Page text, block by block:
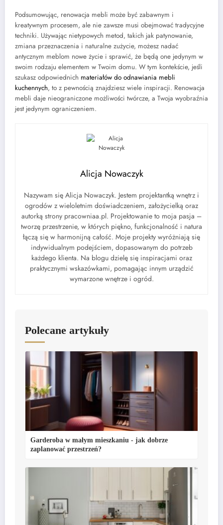
Podsumowując, renowacja mebli może być zabawnym i
kreatywnym procesem, ale nie zawsze musi obejmować tradycyjne
techniki. Używając nietypowych metod, takich jak patynowanie,
zmiana przeznaczenia i naturalne zużycie, możesz nadać
antycznym meblom nowe życie i sprawić, że będą one jedynym w
swoim rodzaju elementem w Twoim domu. W tym kontekście, jeśli
szukasz odpowiednich materiałów do odnawiania mebli
kuchennych, to z pewnością znajdziesz wiele inspiracji. Renowacja
mebli daje nieograniczone możliwości twórcze, a Twoja wyobraźnia
jest jedynym ograniczeniem.
Alicja Nowaczyk
Nazywam się Alicja Nowaczyk. Jestem projektantką wnętrz i
ogrodów z wieloletnim doświadczeniem, założycielką oraz
autorką strony pracowniaa.pl. Projektowanie to moja pasja –
tworzę przestrzenie, w których piękno, funkcjonalność i natura
łączą się w harmonijną całość. Moje projekty wyróżniają się
indywidualnym podejściem, dopasowanym do potrzeb
każdego klienta. Na blogu dzielę się inspiracjami oraz
praktycznymi wskazówkami, pomagając innym urządzić
wymarzone wnętrze i ogród.
Polecane artykuły
Garderoba w małym mieszkaniu - jak dobrze
zaplanować przestrzeń?